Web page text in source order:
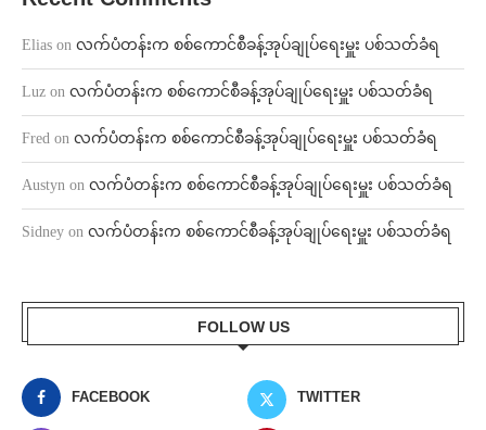
Elias on လက်ပံတန်းက စစ်ကောင်စီခန့်အုပ်ချုပ်ရေးမှူး ပစ်သတ်ခံရ
Luz on လက်ပံတန်းက စစ်ကောင်စီခန့်အုပ်ချုပ်ရေးမှူး ပစ်သတ်ခံရ
Fred on လက်ပံတန်းက စစ်ကောင်စီခန့်အုပ်ချုပ်ရေးမှူး ပစ်သတ်ခံရ
Austyn on လက်ပံတန်းက စစ်ကောင်စီခန့်အုပ်ချုပ်ရေးမှူး ပစ်သတ်ခံရ
Sidney on လက်ပံတန်းက စစ်ကောင်စီခန့်အုပ်ချုပ်ရေးမှူး ပစ်သတ်ခံရ
FOLLOW US
FACEBOOK TWITTER